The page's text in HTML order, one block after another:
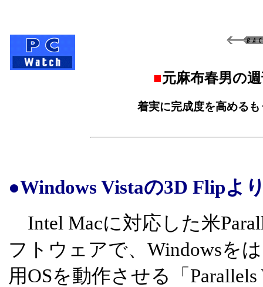
■元麻布春男の
着実に完成度を高める
●Windows Vistaの3D Flipよ
Intel Macに対応した米
フトウェアで、Windowsを
用OSを動作させる「Parallels